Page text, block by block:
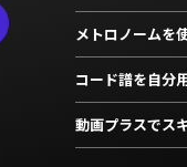
メトロノームを
コード譜を自分
動画プラスでス